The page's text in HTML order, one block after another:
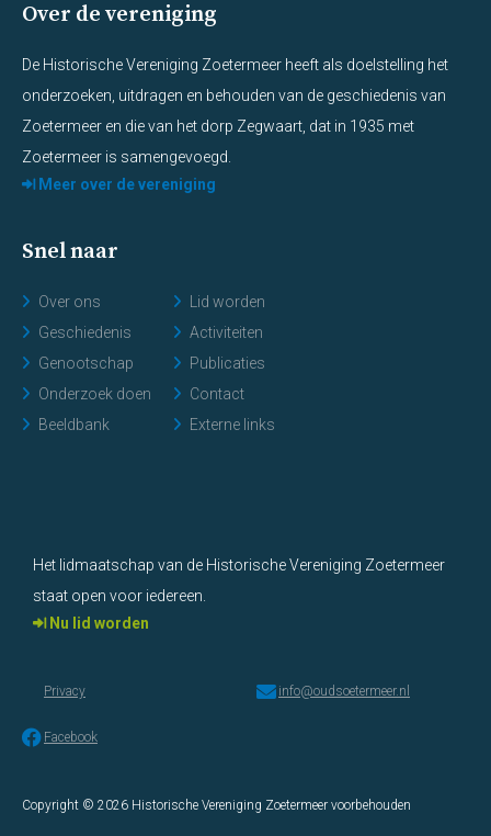
Over de vereniging
De Historische Vereniging Zoetermeer heeft als doelstelling het
onderzoeken, uitdragen en behouden van de geschiedenis van
Zoetermeer en die van het dorp Zegwaart, dat in 1935 met
Zoetermeer is samengevoegd.
Meer over de vereniging
Snel naar
Over ons
Geschiedenis
Genootschap
Onderzoek doen
Beeldbank
Lid worden
Activiteiten
Publicaties
Contact
Externe links
Het lidmaatschap van de Historische Vereniging Zoetermeer
staat open voor iedereen.
Nu lid worden
Copyright © 2026 Historische Vereniging Zoetermeer voorbehouden
Privacy info@oudsoetermeer.nl
Facebook